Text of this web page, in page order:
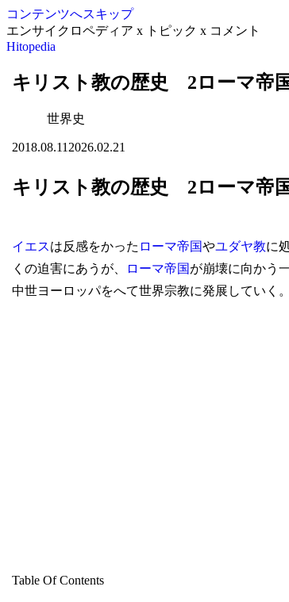
コンテンツへスキップ
エンサイクロペディア x トピック x コメント
Hitopedia
キリスト教の歴史 2ローマ帝
世界史
2018.08.11 2026.02.21
キリスト教の歴史 2ローマ帝
イエスは反感をかった ローマ帝国やユダヤ教に
くの迫害にあうが、
ローマ帝国が崩壊に向かう
中世ヨーロッパをへて世界宗教に発展していく。
Table Of Contents